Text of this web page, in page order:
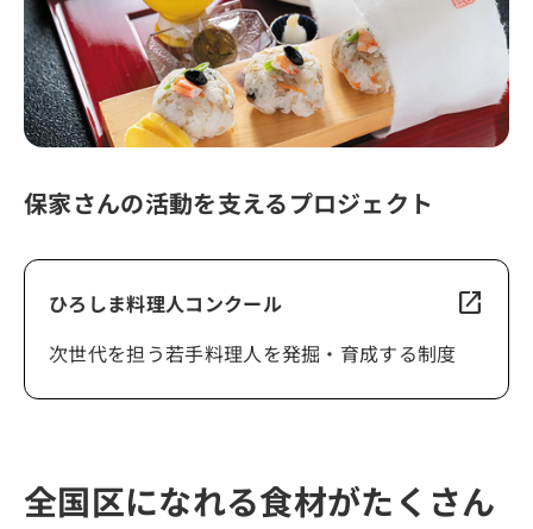
保家さんの活動を支えるプロジェクト
ひろしま料理人コンクール open_in_new
次世代を担う若手料理人を発掘・育成する制度
全国区になれる食材がたくさん